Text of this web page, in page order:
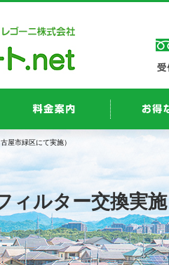
屋市緑区にて実施）
ィルター交換実